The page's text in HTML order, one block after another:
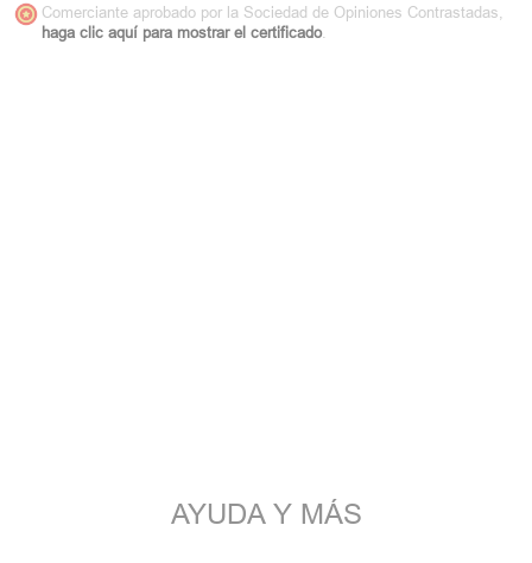
Comerciante aprobado por la Sociedad de Opiniones Contrastadas,
haga clic aquí para mostrar el certificado.
AYUDA Y MÁS